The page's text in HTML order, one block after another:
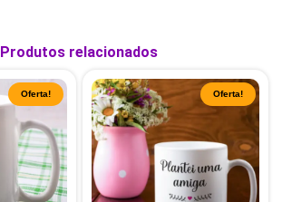
Produtos relacionados
Oferta! Oferta!